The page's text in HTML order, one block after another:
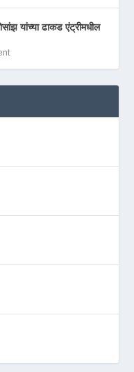
यांच्या ढाकड एंट्रीमधील